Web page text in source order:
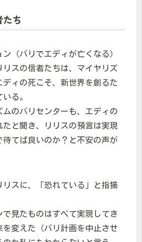
たち
（バリでエディが亡くなる）
リスの信者たちは、マイヤリズ
ディの死こそ、新世界を創るた
る。
ムのバリセンターも、エディの
たと聞き、リリスの預言は実現
待てば良いのか？と不安の声が
リスに、「恐れている」と指摘
で見たものはすべて実現してき
を変えた（バリ計画を中止させ